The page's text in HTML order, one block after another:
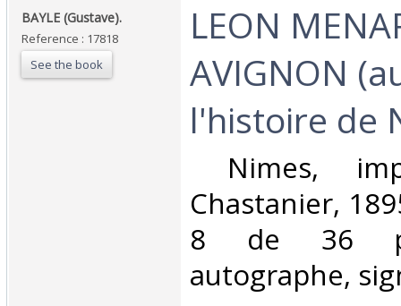
‎BAYLE (Gustave).‎
Reference : 17818
See the book
‎LEON
AVIGNON
l'histoire de
Nimes,
Chastanier,
8 de 36
autographe,